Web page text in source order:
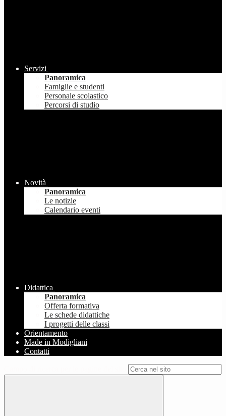
Servizi
Panoramica
Famiglie e studenti
Personale scolastico
Percorsi di studio
Novità
Panoramica
Le notizie
Calendario eventi
Didattica
Panoramica
Offerta formativa
Le schede didattiche
I progetti delle classi
Orientamento
Made in Modigliani
Contatti